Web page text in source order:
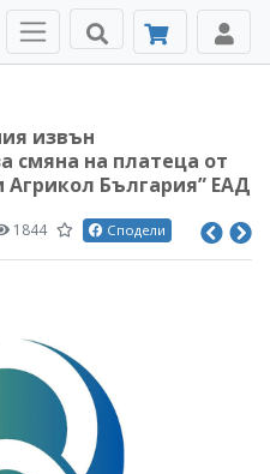
извън
смяна на платеца от
България” ЕАД
1844 Сподели